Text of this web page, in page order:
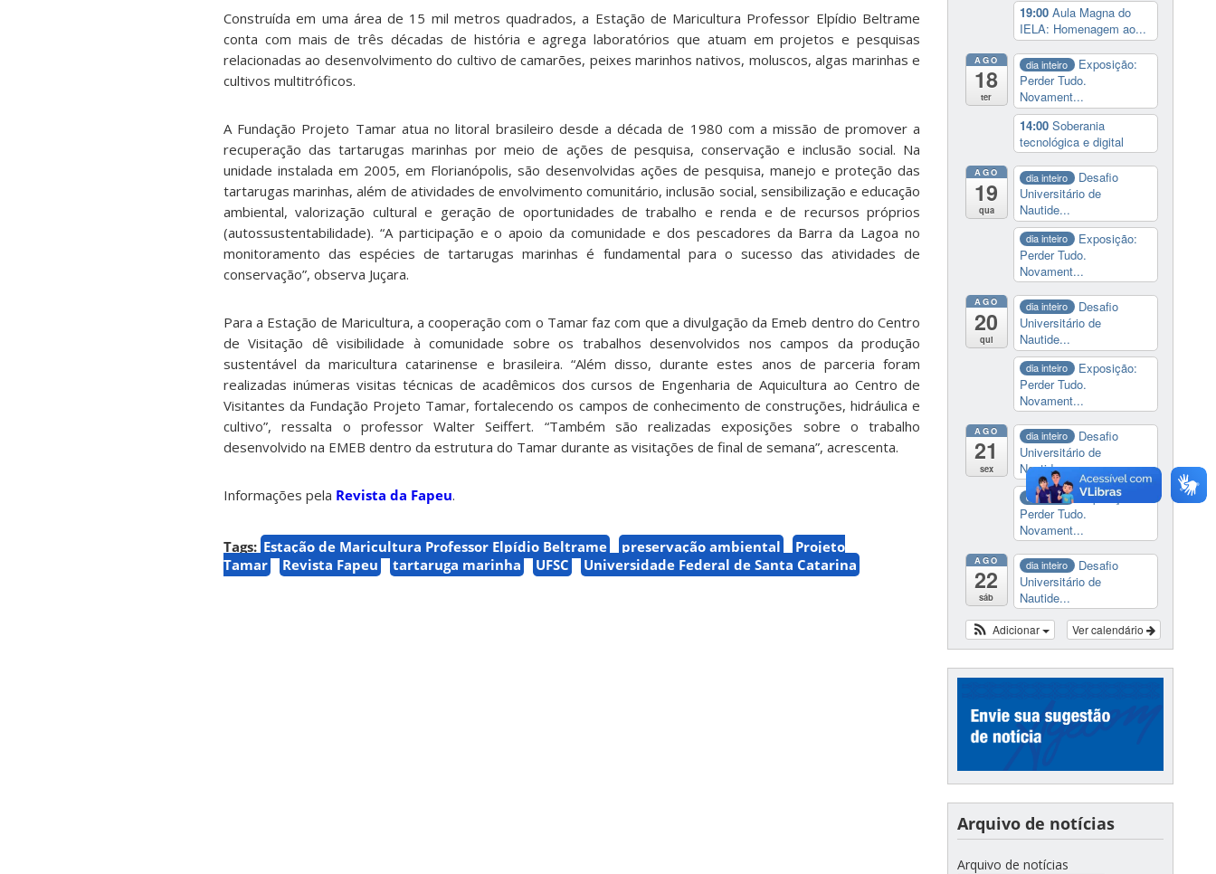
Construída em uma área de 15 mil metros quadrados, a Estação de Maricultura Professor Elpídio Beltrame
conta com mais de três décadas de história e agrega laboratórios que atuam em projetos e pesquisas
relacionadas ao desenvolvimento do cultivo de camarões, peixes marinhos nativos, moluscos, algas marinhas e
cultivos multitróficos.
A Fundação Projeto Tamar atua no litoral brasileiro desde a década de 1980 com a missão de promover a
recuperação das tartarugas marinhas por meio de ações de pesquisa, conservação e inclusão social. Na
unidade instalada em 2005, em Florianópolis, são desenvolvidas ações de pesquisa, manejo e proteção das
tartarugas marinhas, além de atividades de envolvimento comunitário, inclusão social, sensibilização e educação
ambiental, valorização cultural e geração de oportunidades de trabalho e renda e de recursos próprios
(autossustentabilidade). “A participação e o apoio da comunidade e dos pescadores da Barra da Lagoa no
monitoramento das espécies de tartarugas marinhas é fundamental para o sucesso das atividades de
conservação”, observa Juçara.
Para a Estação de Maricultura, a cooperação com o Tamar faz com que a divulgação da Emeb dentro do Centro
de Visitação dê visibilidade à comunidade sobre os trabalhos desenvolvidos nos campos da produção
sustentável da maricultura catarinense e brasileira. “Além disso, durante estes anos de parceria foram
realizadas inúmeras visitas técnicas de acadêmicos dos cursos de Engenharia de Aquicultura ao Centro de
Visitantes da Fundação Projeto Tamar, fortalecendo os campos de conhecimento de construções, hidráulica e
cultivo”, ressalta o professor Walter Seiffert. “Também são realizadas exposições sobre o trabalho
desenvolvido na EMEB dentro da estrutura do Tamar durante as visitações de final de semana”, acrescenta.
Informações pela Revista da Fapeu.
Tags: Estação de Maricultura Professor Elpídio Beltrame preservação ambiental
Projeto
Tamar
Revista Fapeu tartaruga marinha UFSC Universidade Federal de Santa Catarina
19:00 Aula Magna do
IELA: Homenagem ao...
AGO
18
ter
dia inteiro
Exposição:
Perder Tudo.
Novament...
14:00 Soberania
tecnológica e digital
AGO
19
qua
dia inteiro
Desafio
Universitário de
Nautide...
dia inteiro
Exposição:
Perder Tudo.
Novament...
AGO
20
qui
dia inteiro
Desafio
Universitário de
Nautide...
dia inteiro
Exposição:
Perder Tudo.
Novament...
AGO
21
sex
dia inteiro
Desafio
Universitário de
Nautide...
dia inteiro
Exposição:
Perder Tudo.
Novament...
AGO
22
sáb
dia inteiro
Desafio
Universitário de
Nautide...
Ver calendário
Adicionar
Arquivo de notícias
Arquivo de notícias